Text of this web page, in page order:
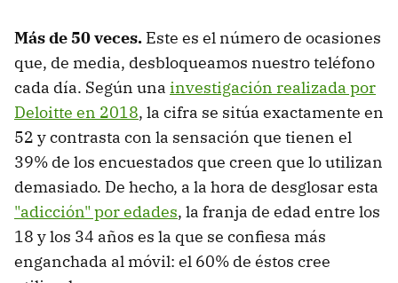
Más de 50 veces. Este es el número de ocasiones
que, de media, desbloqueamos nuestro teléfono
cada día. Según una investigación realizada por
Deloitte en 2018, la cifra se sitúa exactamente en
52 y contrasta con la sensación que tienen el
39% de los encuestados que creen que lo utilizan
demasiado. De hecho, a la hora de desglosar esta
"adicción" por edades, la franja de edad entre los
18 y los 34 años es la que se confiesa más
enganchada al móvil: el 60% de éstos cree